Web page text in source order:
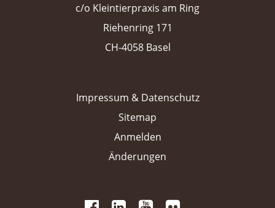
c/o Kleintierpraxis am Ring
Riehenring 171
CH-4058 Basel
Impressum & Datenschutz
Sitemap
Anmelden
Änderungen